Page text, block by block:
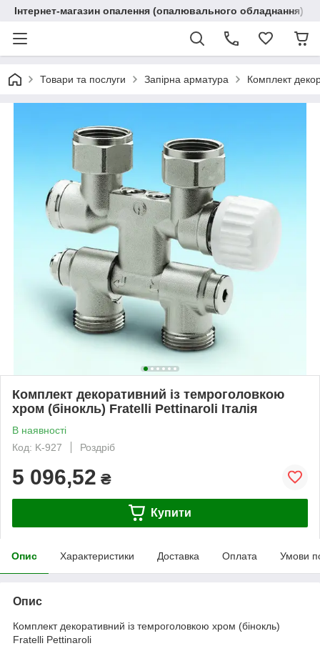
Інтернет-магазин опалення (опалювального обладнання)
Товари та послуги Запірна арматура Комплект
Комплект декоративний із темроголовкою
хром (бінокль) Fratelli Pettinaroli Італія
В наявності
Код: K-927
Роздріб
5 096,52 ₴
Купити
Опис Характеристики Доставка Оплата Умови
Опис
Комплект декоративний із темроголовкою хром (бінокль)
Fratelli Pettinaroli